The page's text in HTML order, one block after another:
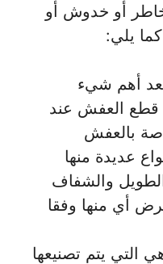
أو خدوش أو
يلي:
أهم شيء
العفش عند
بالعفش
عديدة منها
والشفاف
أي منها وفقا
التي يتم تصنيعها